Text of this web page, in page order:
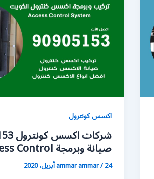
اكسس كونترول
شركات
صيانة وبرمجة Access Control
ammar ammar/24 أبريل، 2020